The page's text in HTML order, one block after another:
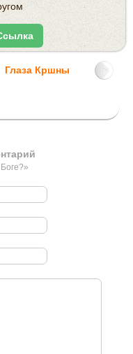
Глаза Кршны